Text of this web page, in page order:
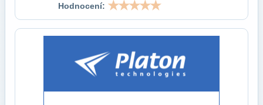
Hodnocení: